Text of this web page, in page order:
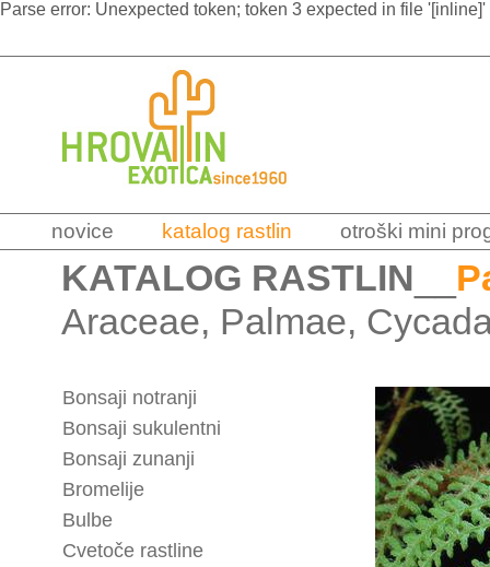
Parse error: Unexpected token; token 3 expected in file
novice katalog rastlin otroški mini
KATALOG RASTLIN
Araceae, Palmae,
Bonsaji notranji
Bonsaji sukulentni
Bonsaji zunanji
Bromelije
Bulbe
Cvetoče rastline